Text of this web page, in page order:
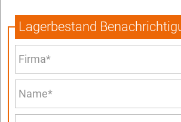
Lagerbestand